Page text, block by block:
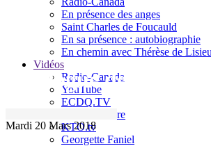
En présence des anges
Saint Charles de Foucauld
En sa présence : autobiographie
En chemin avec Thérèse de
Vidéos
Radio-Canada
YouTube
ECDQ.TV
Sel et Lumière
KTO.tv
Georgette Faniel
Le blogue de
Mardi 20 Mars 2018